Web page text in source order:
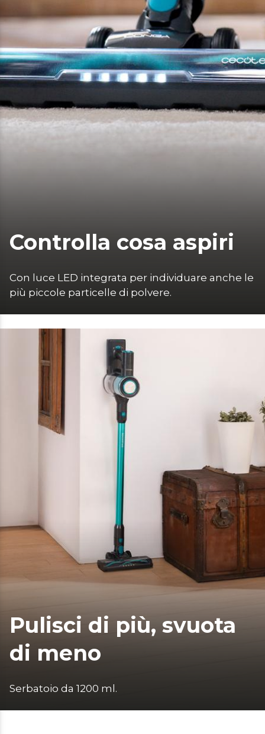
Controlla cosa aspiri
Con luce LED integrata per individuare anche le
più piccole particelle di polvere.
Pulisci di più, svuota
di meno
Serbatoio da 1200 ml.